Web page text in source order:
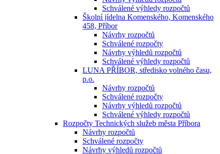
Schválené výhledy rozpočtů
Školní jídelna Komenského, Komenského
458, Příbor
Návrhy rozpočtů
Schválené rozpočty
Návrhy výhledů rozpočtů
Schválené výhledy rozpočtů
LUNA PŘÍBOR, středisko volného času,
p.o.
Návrhy rozpočtů
Schválené rozpočty
Návrhy výhledů rozpočtů
Schválené výhledy rozpočtů
Rozpočty Technických služeb města Příbora
Návrhy rozpočtů
Schválené rozpočty
Návrhy výhledů rozpočtů